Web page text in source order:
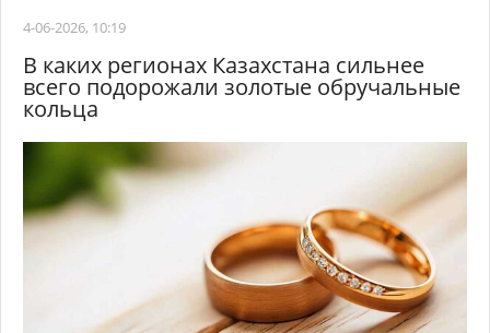
4-06-2026, 10:19
В каких регионах Казахстана сильнее
всего подорожали золотые обручальные
кольца